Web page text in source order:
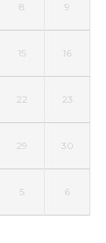
8 9
15 16
22 23
29 30
5 6